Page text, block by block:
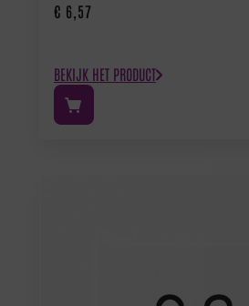
€ 6,57
BEKIJK HET PRODUCT